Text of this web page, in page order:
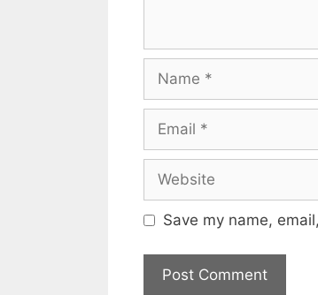
Save my name,